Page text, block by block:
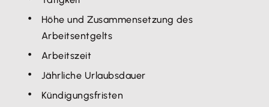
Höhe und Zusammensetzung des
Arbeitsentgelts
Arbeitszeit
Jährliche Urlaubsdauer
Kündigungsfristen